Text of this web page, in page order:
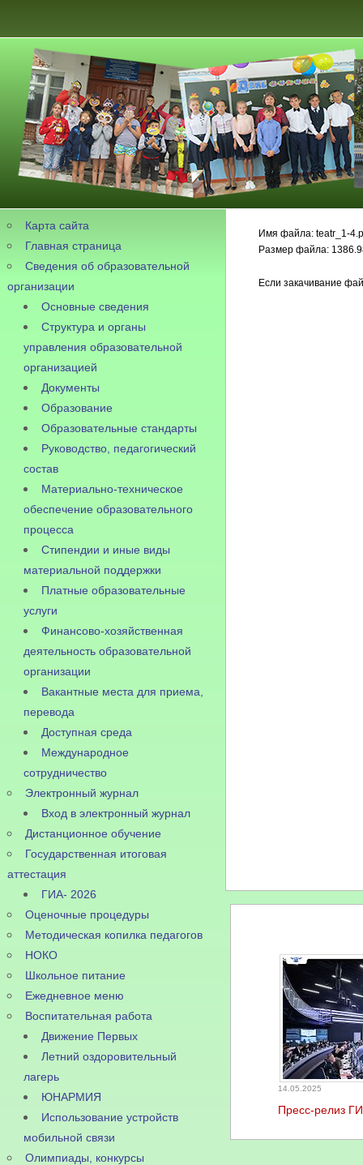
Карта сайта
Главная страница
Сведения об образовательной
организации
Основные сведения
Структура и органы
управления образовательной
организацией
Документы
Образование
Образовательные стандарты
Руководство, педагогический
состав
Материально-техническое
обеспечение образовательного
процесса
Стипендии и иные виды
материальной поддержки
Платные образовательные
услуги
Финансово-хозяйственная
деятельность образовательной
организации
Вакантные места для приема,
перевода
Доступная среда
Международное
сотрудничество
Электронный журнал
Вход в электронный журнал
Дистанционное обучение
Государственная итоговая
аттестация
ГИА- 2026
Оценочные процедуры
Методическая копилка педагогов
НОКО
Школьное питание
Ежедневное меню
Воспитательная работа
Движение Первых
Летний оздоровительный
лагерь
ЮНАРМИЯ
Использование устройств
мобильной связи
Олимпиады, конкурсы
Имя файла: teatr_1-
Размер файла:
Если закачивание
14.05.2025
Пресс-релиз